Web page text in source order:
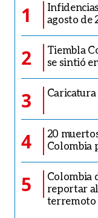
1
agosto de
2
Tiembla
se sintió
3 Caricatura
4
20
Colombia
5
Colombia
reportar
terremoto